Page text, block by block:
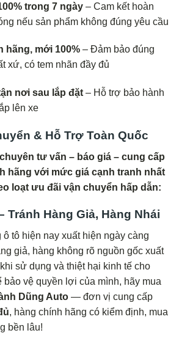
trong 7 ngày – Cam kết hoàn
nếu sản phẩm không đúng yêu cầu
hãng, mới 100% – Đảm bảo đúng
xứ, có tem nhãn đầy đủ
nơi sau lắp đặt – Hỗ trợ bảo hành
lên xe
& Hỗ Trợ Toàn Quốc
tư vấn – báo giá – cung cấp
hãng với mức giá cạnh tranh nhất
loạt ưu đãi vận chuyển hấp dẫn:
Tránh Hàng Giả, Hàng Nhái
tô hiện nay xuất hiện ngày càng
giả, hàng không rõ nguồn gốc xuất
sử dụng và thiệt hại kinh tế cho
vệ quyền lợi của mình, hãy mua
Dũng Auto — đơn vị cung cấp
, hàng chính hãng có kiểm định, mua
bền lâu!